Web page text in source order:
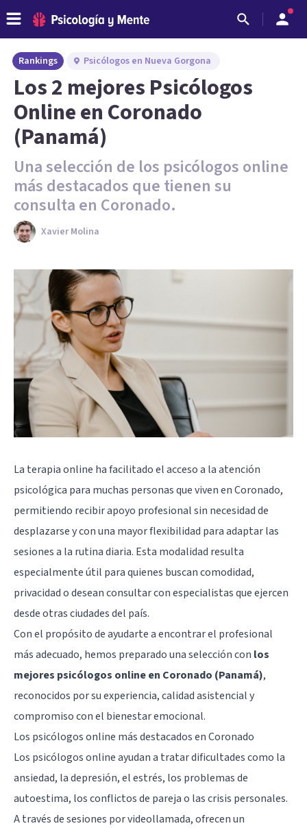
Rankings Psicólogos en Nueva Gorgona
Los 2 mejores Psicólogos
Online en Coronado
(Panamá)
Una selección de los psicólogos online
más destacados que tienen su
consulta en Coronado.
Xavier Molina
La terapia online ha facilitado el acceso a la atención
psicológica para muchas personas que viven en Coronado,
permitiendo recibir apoyo profesional sin necesidad de
desplazarse y con una mayor flexibilidad para adaptar las
sesiones a la rutina diaria. Esta modalidad resulta
especialmente útil para quienes buscan comodidad,
privacidad o desean consultar con especialistas que ejercen
desde otras ciudades del país.
Con el propósito de ayudarte a encontrar el profesional
más adecuado, hemos preparado una selección con los
mejores psicólogos online en Coronado (Panamá),
reconocidos por su experiencia, calidad asistencial y
compromiso con el bienestar emocional.
Los psicólogos online más destacados en Coronado
Los psicólogos online ayudan a tratar dificultades como la
ansiedad, la depresión, el estrés, los problemas de
autoestima, los conflictos de pareja o las crisis personales.
A través de sesiones por videollamada, ofrecen un